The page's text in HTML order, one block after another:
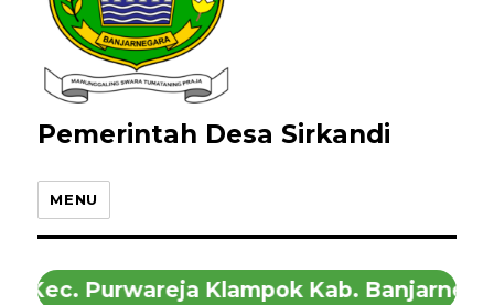
Pemerintah Desa Sirkandi
MENU
Purwareja Klampok Kab.